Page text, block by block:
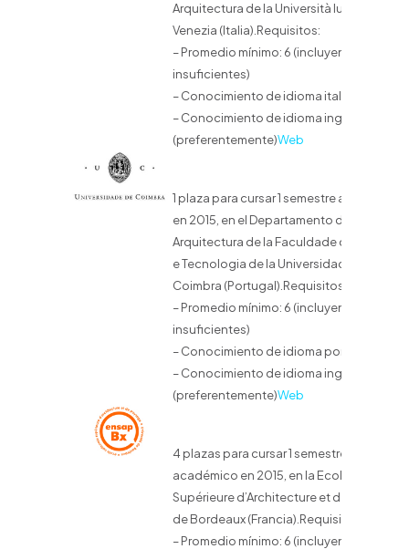
Arquitectura de la Università Iuav di
Venezia (Italia).Requisitos:
– Promedio mínimo: 6 (incluyendo
insuficientes)
– Conocimiento de idioma italiano
– Conocimiento de idioma inglés
(preferentemente)Web
1 plaza para cursar 1 semestre académico
en 2015, en el Departamento de
Arquitectura de la Faculdade de Ciências
e Tecnologia de la Universidade de
Coimbra (Portugal).Requisitos:
– Promedio mínimo: 6 (incluyendo
insuficientes)
– Conocimiento de idioma portugués
– Conocimiento de idioma inglés
(preferentemente)Web
4 plazas para cursar 1 semestre
académico en 2015, en la Ecole Nationale
Supérieure d’Architecture et de Paysage
de Bordeaux (Francia).Requisitos:
– Promedio mínimo: 6 (incluyendo